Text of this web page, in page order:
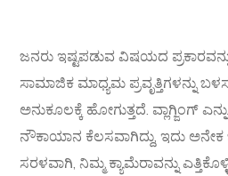
ಜನರು ಇಷ್ಟಪಡುವ ವಿಷಯದ
ಸಾಮಾಜಿಕ ಮಾಧ್ಯಮ ಪ್ರವೃತ್ತಿಗಳನ್ನು
ಅನುಕೂಲಕ್ಕೆ ಹೋಗುತ್ತದೆ. ವ್ಲಾಗ್ಜಿಂಗ್
ನೌಕಾಯಾನ ಕೆಲಸವಾಗಿದ್ದು, ಇದು
ಸರಳವಾಗಿ, ನಿಮ್ಮ ಕ್ಯಾಮೆರಾವನ್ನು